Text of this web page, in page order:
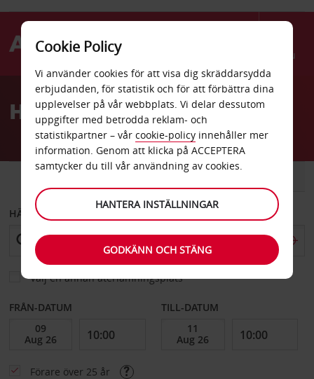
Menu
AvisHyrbil Punta Del Este
BIL
HÄMTA FRÅN
Välj en annan återlämningsplats
FRÅN-DATUM TILL-DATUM
Förare över 25 år
Cookie Policy
Vi använder cookies för att visa dig skräddarsydda
erbjudanden, för statistik och för att förbättra dina
upplevelser på vår webbplats. Vi delar dessutom
uppgifter med betrodda reklam- och
statistikpartner – vår cookie-policy innehåller mer
information. Genom att klicka på ACCEPTERA
samtycker du till vår användning av cookies.
HANTERA INSTÄLLNINGAR
GODKÄNN OCH STÄNG